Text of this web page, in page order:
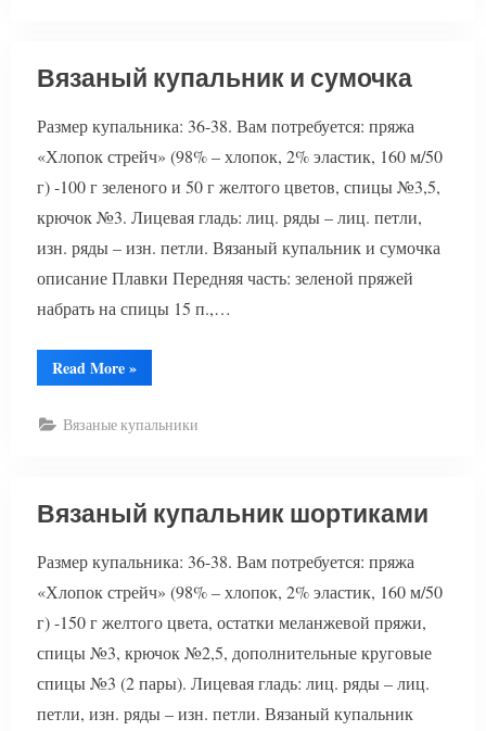
Вязаный купальник и сумочка
Размер купальника: 36-38. Вам потребуется: пряжа
«Хлопок стрейч» (98% – хлопок, 2% эластик, 160 м/50
г) -100 г зеленого и 50 г желтого цветов, спицы №3,5,
крючок №3. Лицевая гладь: лиц. ряды – лиц. петли,
изн. ряды – изн. петли. Вязаный купальник и сумочка
описание Плавки Передняя часть: зеленой пряжей
набрать на спицы 15 п.,…
Read More“Вязаный
купальник
»
Вязаные купальники
Вязаный купальник шортиками
Размер купальника: 36-38. Вам потребуется: пряжа
«Хлопок стрейч» (98% – хлопок, 2% эластик, 160 м/50
г) -150 г желтого цвета, остатки меланжевой пряжи,
спицы №3, крючок №2,5, дополнительные круговые
спицы №3 (2 пары). Лицевая гладь: лиц. ряды – лиц.
петли, изн. ряды – изн. петли. Вязаный купальник